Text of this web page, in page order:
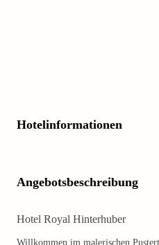
Hotelinformationen
Angebotsbeschreibung
Hotel Royal Hinterhuber
Willkommen im malerischen